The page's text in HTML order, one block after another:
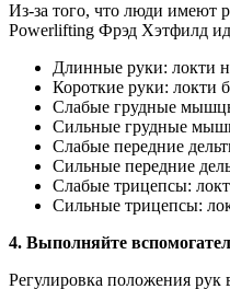
Из-за того, что люди имеют
Powerlifting Фрэд Хэтфилд
Длинные руки: локти
Короткие руки: локти
Слабые грудные
Сильные грудные
Слабые передние
Сильные передние
Слабые трицепсы:
Сильные трицепсы:
4. Выполняйте
Регулировка положения